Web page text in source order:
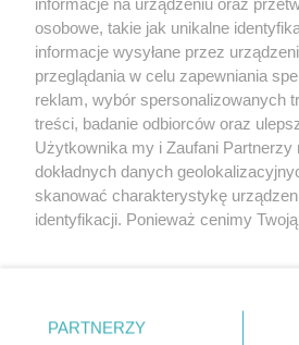
Zapamiętać?
Zaloguj
Zapomniałem hasła
Copyright © 2022 Kurier
osobowe, takie jak unikalne
informacje wysyłane przez
przeglądania w celu zapewniania
reklam, wybór spersonalizowanych
treści, badanie odbiorców oraz
Użytkownika my i Zaufani
dokładnych danych
skanować charakterystykę
identyfikacji. Ponieważ cenimy
prywatności znajdujący się w lewym
. Niektóre rodzaje przetwarzania
PARTNERZY